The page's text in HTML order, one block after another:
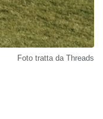
Foto tratta da Threads